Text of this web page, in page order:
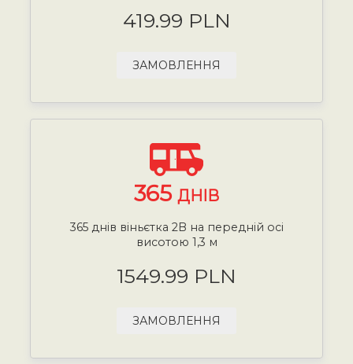
419.99 PLN
ЗАМОВЛЕННЯ
365 ДНІВ
365 днів віньєтка 2B на передній осі
висотою 1,3 м
1549.99 PLN
ЗАМОВЛЕННЯ